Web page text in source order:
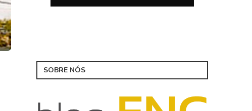
SOBRE NÓS